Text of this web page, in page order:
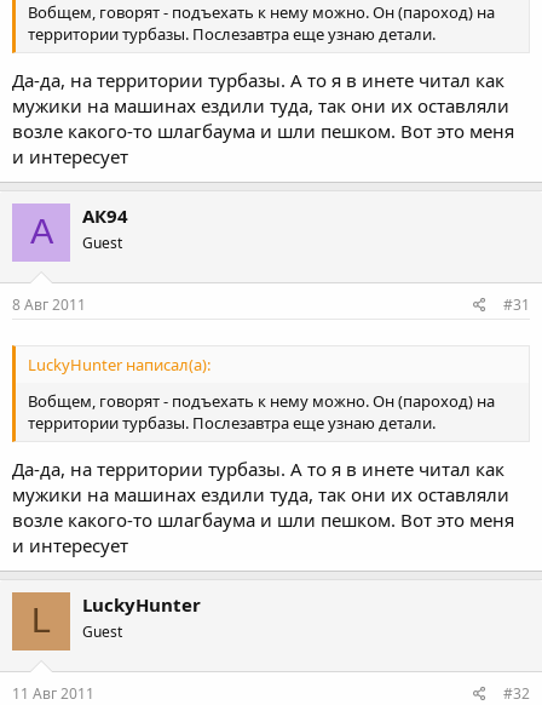
Вобщем, говорят - подъехать к нему можно. Он (пароход) на
территории турбазы. Послезавтра еще узнаю детали.
Да-да, на территории турбазы. А то я в инете читал как
мужики на машинах ездили туда, так они их оставляли
возле какого-то шлагбаума и шли пешком. Вот это меня
и интересует
А АК94
Guest
8 Авг 2011 #31
LuckyHunter написал(а):
Вобщем, говорят - подъехать к нему можно. Он (пароход) на
территории турбазы. Послезавтра еще узнаю детали.
Да-да, на территории турбазы. А то я в инете читал как
мужики на машинах ездили туда, так они их оставляли
возле какого-то шлагбаума и шли пешком. Вот это меня
и интересует
L LuckyHunter
Guest
11 Авг 2011 #32